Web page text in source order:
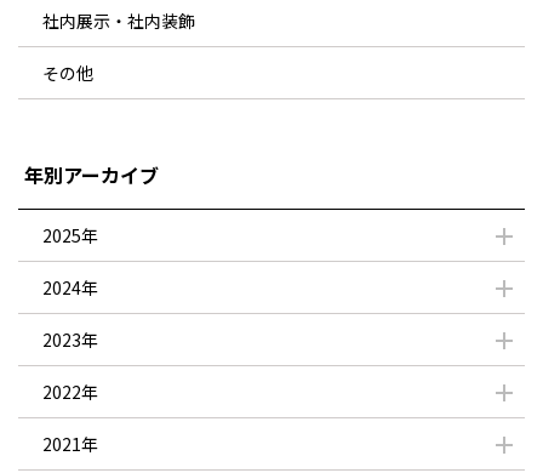
社内展示・社内装飾
その他
年別アーカイブ
2025年
2024年
2023年
2022年
2021年